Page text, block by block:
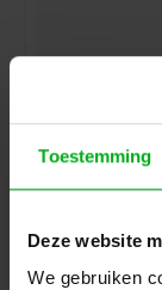
Toestemming
Deze website
We gebruiken
DSIT | SFP
GV-1312304-40
Op voorraad